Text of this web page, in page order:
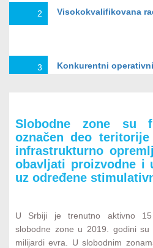
2 Visokokvalifikovana
3 Konkurentni
4
Slobodan pristup
5 Slobodne zone
6 Podsticaji za
Slobodne zone su
označen deo
infrastrukturno
obavljati proizvodne i
uz određene
U Srbiji je trenutno aktivno 15
slobodne zone u 2019. godini
milijardi evra. U slobodnim